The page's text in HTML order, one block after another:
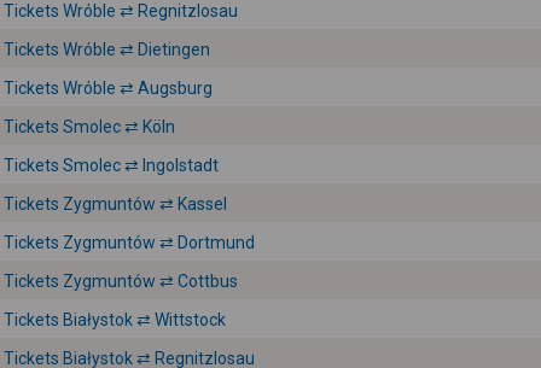
Tickets Wróble ⇄ Regnitzlosau
Tickets Wróble ⇄ Dietingen
Tickets Wróble ⇄ Augsburg
Tickets Smolec ⇄ Köln
Tickets Smolec ⇄ Ingolstadt
Tickets Zygmuntów ⇄ Kassel
Tickets Zygmuntów ⇄ Dortmund
Tickets Zygmuntów ⇄ Cottbus
Tickets Białystok ⇄ Wittstock
Tickets Białystok ⇄ Regnitzlosau